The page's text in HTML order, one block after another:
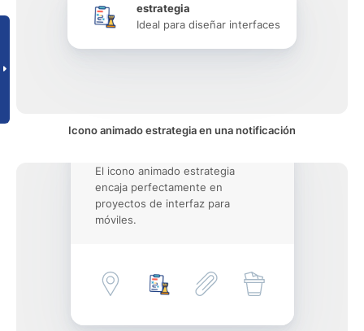
estrategia
Ideal para diseñar interfaces
Icono animado estrategia en una notificación
El icono animado estrategia
encaja perfectamente en
proyectos de interfaz para
móviles.